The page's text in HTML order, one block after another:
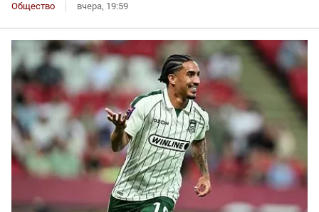
Общество вчера, 19:59